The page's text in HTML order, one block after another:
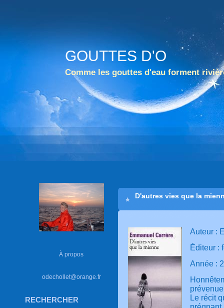
GOUTTES D'O
Comme les gouttes d'eau forment
À propos
odechollet@orange.fr
RECHERCHER
D'autres vies que la
Auteur :
Éditeur :
Année :
Le récit